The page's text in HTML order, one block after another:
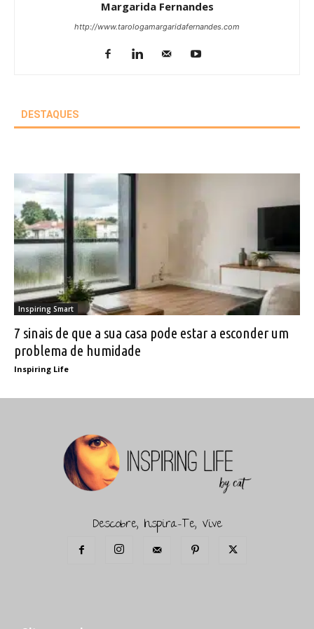
Margarida Fernandes
http://www.tarologamargaridafernandes.com
DESTAQUES
Inspiring Smart
7 sinais de que a sua casa pode estar a esconder um
problema de humidade
Inspiring Life
Descobre, Inspira-Te, Vive